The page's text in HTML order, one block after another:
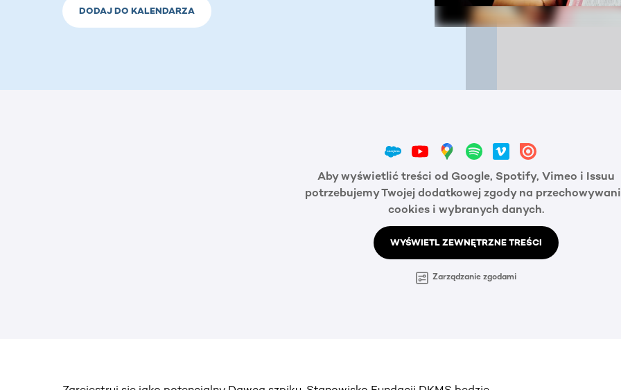
DODAJ DO KALENDARZA
Aby wyświetlić treści od Google, Spotify, Vimeo i Issuu
potrzebujemy Twojej dodatkowej zgody na
cookies i wybranych danych.
WYŚWIETL ZEWNĘTRZNE TREŚCI
Zarządzanie zgodami